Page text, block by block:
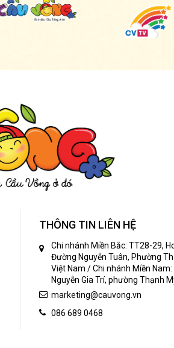
THÔNG TIN LIÊN HỆ
Chi nhánh Miền Bắc: TT28-29,
Đường Nguyễn Tuân, Phường
Việt Nam / Chi nhánh Miền
Nguyễn Gia Trí, phường Thạnh
marketing@cauvong.vn
086 689 0468